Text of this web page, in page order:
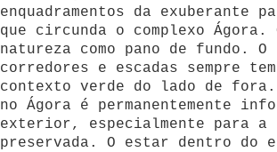
enquadramentos da exuberante
que circunda o complexo Ágora.
natureza como pano de fundo. O
corredores e escadas sempre
contexto verde do lado de
no Ágora é permanentemente
exterior, especialmente para a
preservada. O estar dentro do